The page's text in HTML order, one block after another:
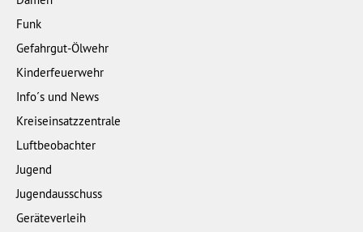
Funk
Gefahrgut-Ölwehr
Kinderfeuerwehr
Info´s und News
Kreiseinsatzzentrale
Luftbeobachter
Jugend
Jugendausschuss
Geräteverleih